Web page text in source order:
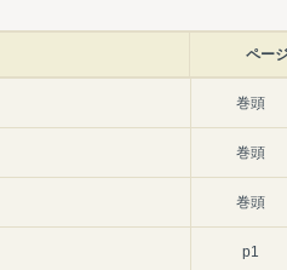
ペー
巻頭
巻頭
巻頭
p1